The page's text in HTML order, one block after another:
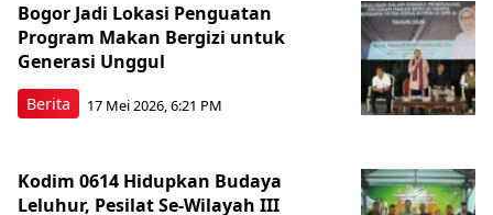
Berita
Bogor Jadi Lokasi Penguatan
Program Makan Bergizi untuk
Generasi Unggul
17 Mei 2026, 6:21 PM
Kodim 0614 Hidupkan Budaya
Leluhur, Pesilat Se-Wilayah III